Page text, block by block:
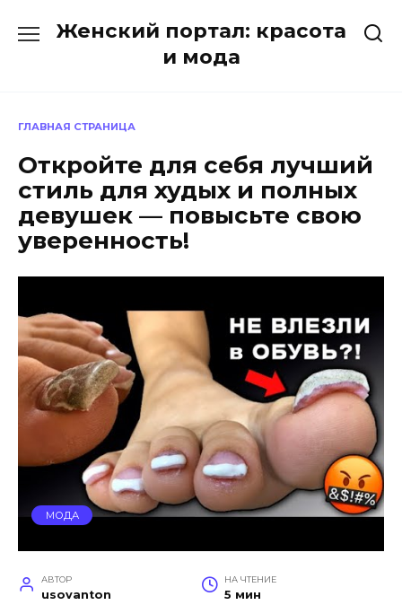
Женский портал: красота
и мода
ГЛАВНАЯ СТРАНИЦА
Откройте для себя лучший
стиль для худых и полных
девушек — повысьте свою
уверенность!
МОДА
АВТОР
usovanton
НА ЧТЕНИЕ
5 мин